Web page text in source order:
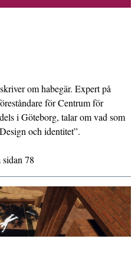
om habegär. Expert på
för Centrum för
i Göteborg, talar om vad som
och identitet”.
78